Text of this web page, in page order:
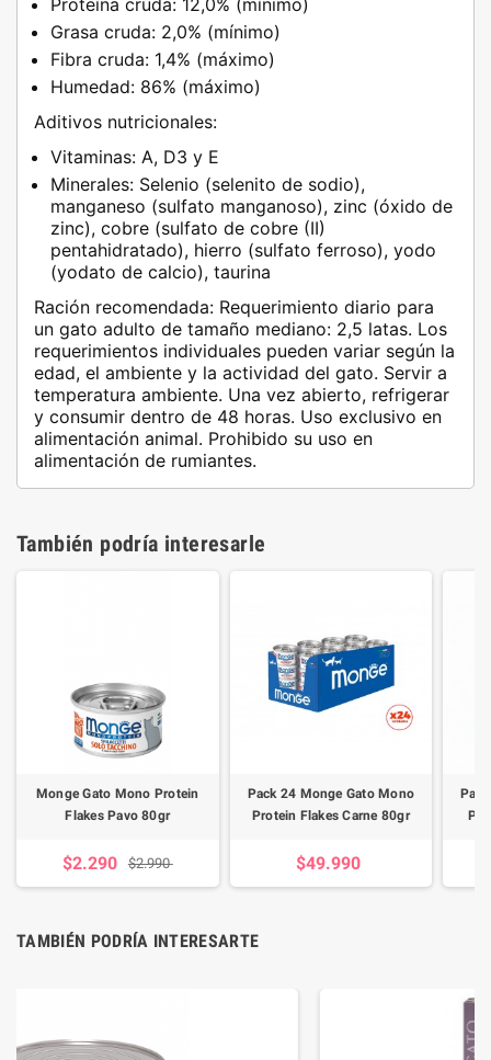
Proteína cruda: 12,0% (mínimo)
Grasa cruda: 2,0% (mínimo)
Fibra cruda: 1,4% (máximo)
Humedad: 86% (máximo)
Aditivos nutricionales:
Vitaminas: A, D3 y E
Minerales: Selenio (selenito de sodio),
manganeso (sulfato manganoso), zinc (óxido de
zinc), cobre (sulfato de cobre (II)
pentahidratado), hierro (sulfato ferroso), yodo
(yodato de calcio), taurina
Ración recomendada: Requerimiento diario para
un gato adulto de tamaño mediano: 2,5 latas. Los
requerimientos individuales pueden variar según la
edad, el ambiente y la actividad del gato. Servir a
temperatura ambiente. Una vez abierto, refrigerar
y consumir dentro de 48 horas. Uso exclusivo en
alimentación animal. Prohibido su uso en
alimentación de rumiantes.
También podría interesarle
Monge Gato Mono Protein
Flakes Pavo 80gr
$2.290 $2.990
Pack 24 Monge Gato Mono
Protein Flakes Carne 80gr
$49.990
TAMBIÉN PODRÍA INTERESARTE